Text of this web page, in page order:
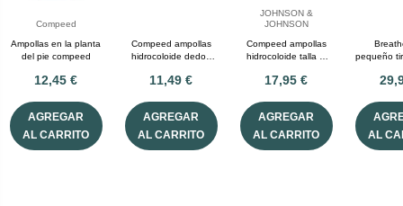
Compeed
Ampollas en la planta
del pie compeed
12,45 €
AGREGAR
AL CARRITO
Compeed ampollas
hidrocoloide dedos
11,49 €
AGREGAR
AL CARRITO
JOHNSON &
JOHNSON
Compeed ampollas
hidrocoloide talla m
17,95 €
AGREGAR
AL CARRITO
pequeño
AL